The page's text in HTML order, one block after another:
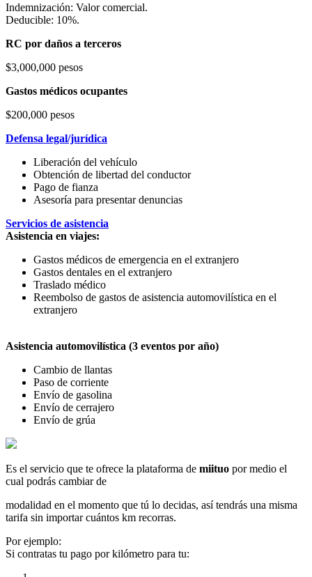
Indemnización: Valor comercial.
Deducible: 10%.
RC por daños a terceros
$3,000,000 pesos
Gastos médicos ocupantes
$200,000 pesos
Defensa legal/jurídica
Liberación del vehículo
Obtención de libertad del conductor
Pago de fianza
Asesoría para presentar denuncias
Servicios de asistencia
Asistencia en viajes:
Gastos médicos de emergencia en el extranjero
Gastos dentales en el extranjero
Traslado médico
Reembolso de gastos de asistencia automovilística en el
extranjero
Asistencia automovilística (3 eventos por año)
Cambio de llantas
Paso de corriente
Envío de gasolina
Envío de cerrajero
Envío de grúa
Es el servicio que te ofrece la plataforma de miituo por medio el
cual podrás cambiar de
modalidad en el momento que tú lo decidas, así tendrás una misma
tarifa sin importar cuántos km recorras.
Por ejemplo:
Si contratas tu pago por kilómetro para tu: